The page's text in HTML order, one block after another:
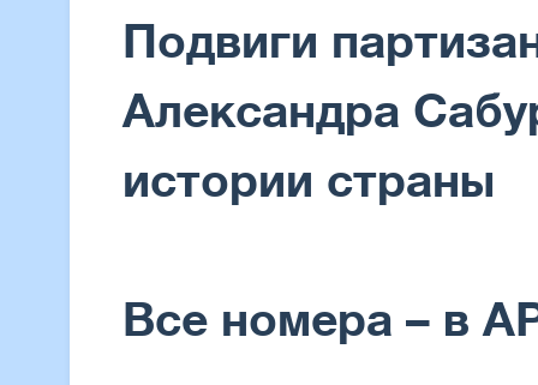
Подвиги
Александра
истории страны
Все номера – в